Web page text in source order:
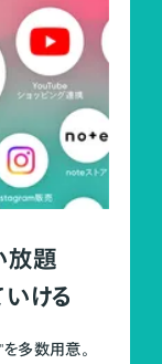
放題
ける
多数用意。